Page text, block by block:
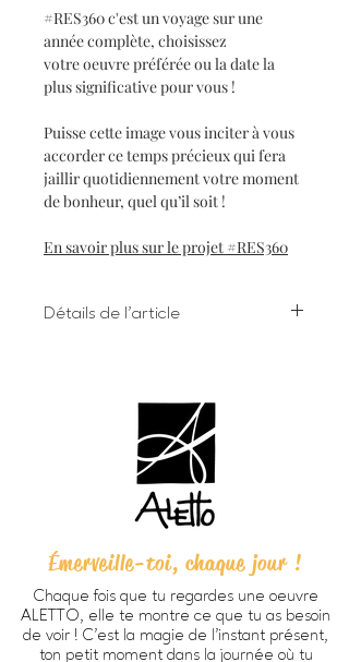
#RES360 c'est un voyage sur une
année complète, choisissez
votre oeuvre préférée ou la date la
plus significative pour vous !
Puisse cette image vous inciter à vous
accorder ce temps précieux qui fera
jaillir quotidiennement votre moment
de bonheur, quel qu’il soit !
En savoir plus sur le projet #RES360
Détails de l'article
Dimensions 8 X 10 pouces (203 X
254 cm) incluant bordure
Chaque oeuvre est signée à la main
Papier beaux-arts Verona 250
HD, fini mat lisse, sans acide, 100%
Prête à encadrer -cadre non
inclus
Emballage personnalisé ALETTO
parfait pour offrir en cadeau
Imprimée à Trois-Rivières
Émerveille-toi, chaque jour !
Chaque fois que tu regardes une oeuvre
ALETTO, elle te montre ce que tu as besoin
de voir ! C’est la magie de l’instant présent,
ton petit moment dans la journée où tu